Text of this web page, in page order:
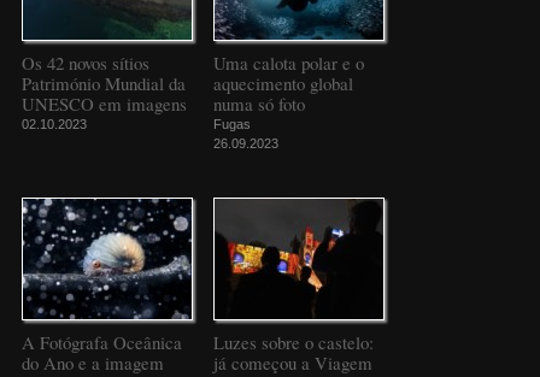
Os 42 novos sítios
Património Mundial da
UNESCO em imagens
02.10.2023
Uma calota polar e o
aquecimento global
numa só foto
Fugas
26.09.2023
A Fotógrafa Oceânica
do Ano e a imagem
Luzes sobre o castelo:
já começou a Viagem